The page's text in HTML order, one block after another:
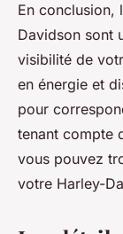
En conclusion,
Davidson sont
visibilité de
en énergie et
pour
tenant compte
vous pouvez
votre Harley-